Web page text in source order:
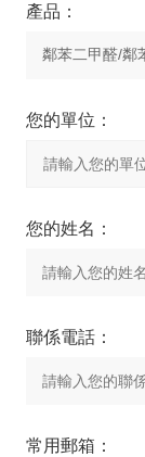
產品：
您的單位：
您的姓名：
聯係電話：
常用郵箱：